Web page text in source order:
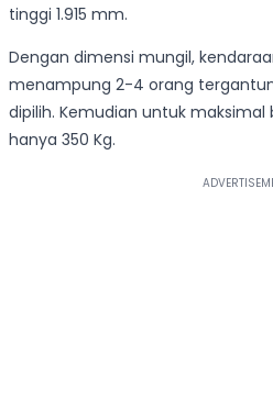
tinggi 1.915 mm.
Dengan dimensi mungil,
menampung 2-4 orang
dipilih. Kemudian untuk
hanya 350 Kg.